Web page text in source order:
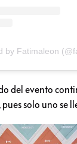
by Fatimaleon
del evento
solo uno se